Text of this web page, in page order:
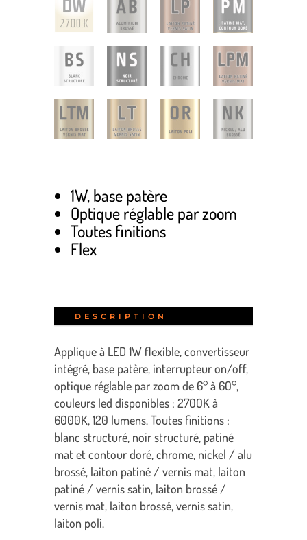
1W, base patère
Optique réglable par zoom
Toutes finitions
Flex
DESCRIPTION
Applique à LED 1W flexible, convertisseur
intégré, base patère, interrupteur on/off,
optique réglable par zoom de 6° à 60°,
couleurs led disponibles : 2700K à
6000K, 120 lumens. Toutes finitions :
blanc structuré, noir structuré, patiné
mat et contour doré, chrome, nickel / alu
brossé, laiton patiné / vernis mat, laiton
patiné / vernis satin, laiton brossé /
vernis mat, laiton brossé, vernis satin,
laiton poli.